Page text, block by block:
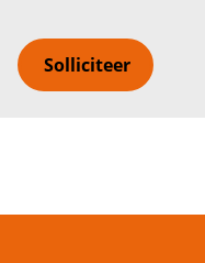
Solliciteer